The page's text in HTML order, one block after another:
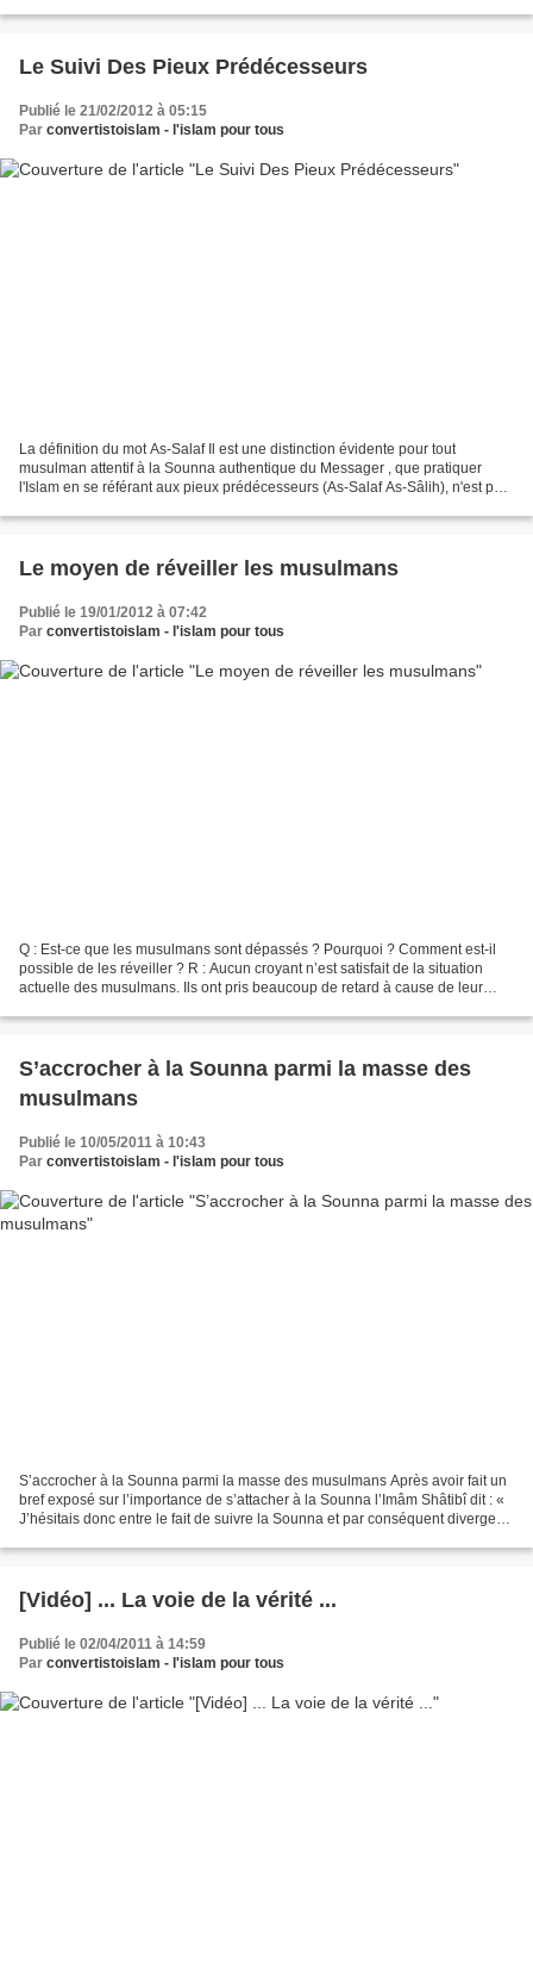
Le Suivi Des Pieux Prédécesseurs
Publié le 21/02/2012 à 05:15
Par convertistoislam - l'islam pour tous
La définition du mot As-Salaf Il est une distinction évidente pour tout
musulman attentif à la Sounna authentique du Messager , que pratiquer
l'Islam en se référant aux pieux prédécesseurs (As-Salaf As-Sâlih), n'est pas
Le moyen de réveiller les musulmans
Publié le 19/01/2012 à 07:42
Par convertistoislam - l'islam pour tous
Q : Est-ce que les musulmans sont dépassés ? Pourquoi ? Comment est-il
possible de les réveiller ? R : Aucun croyant n’est satisfait de la situation
actuelle des musulmans. Ils ont pris beaucoup de retard à cause de leur
S’accrocher à la Sounna parmi la masse des
musulmans
Publié le 10/05/2011 à 10:43
Par convertistoislam - l'islam pour tous
S’accrocher à la Sounna parmi la masse des musulmans Après avoir fait un
bref exposé sur l’importance de s’attacher à la Sounna l’Imâm Shâtibî dit : «
J’hésitais donc entre le fait de suivre la Sounna et par conséquent diverger
[Vidéo] ... La voie de la vérité ...
Publié le 02/04/2011 à 14:59
Par convertistoislam - l'islam pour tous